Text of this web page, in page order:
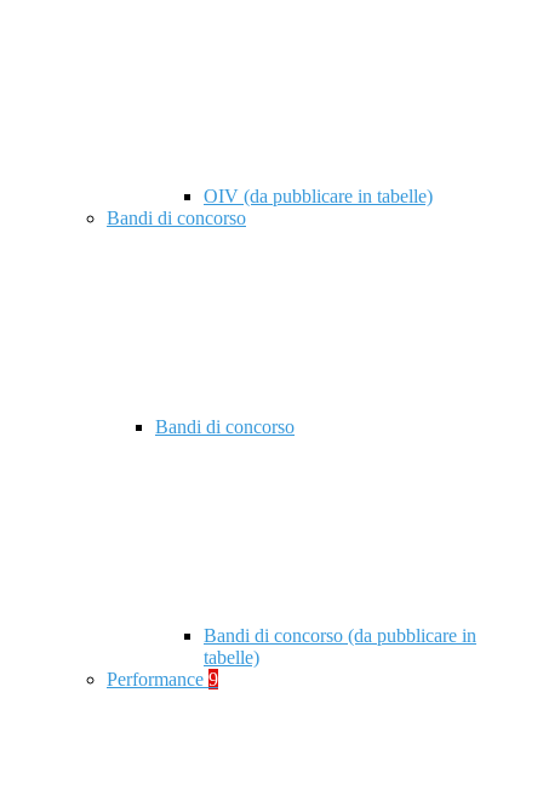
OIV (da pubblicare in tabelle)
Bandi di concorso
Bandi di concorso
Bandi di concorso (da pubblicare in
tabelle)
Performance 9